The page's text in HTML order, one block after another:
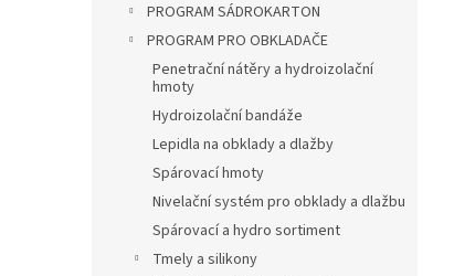
PROGRAM SÁDROKARTON
PROGRAM PRO OBKLADAČE
Penetrační nátěry a hydroizolační
hmoty
Hydroizolační bandáže
Lepidla na obklady a dlažby
Spárovací hmoty
Nivelační systém pro obklady a dlažbu
Spárovací a hydro sortiment
Tmely a silikony